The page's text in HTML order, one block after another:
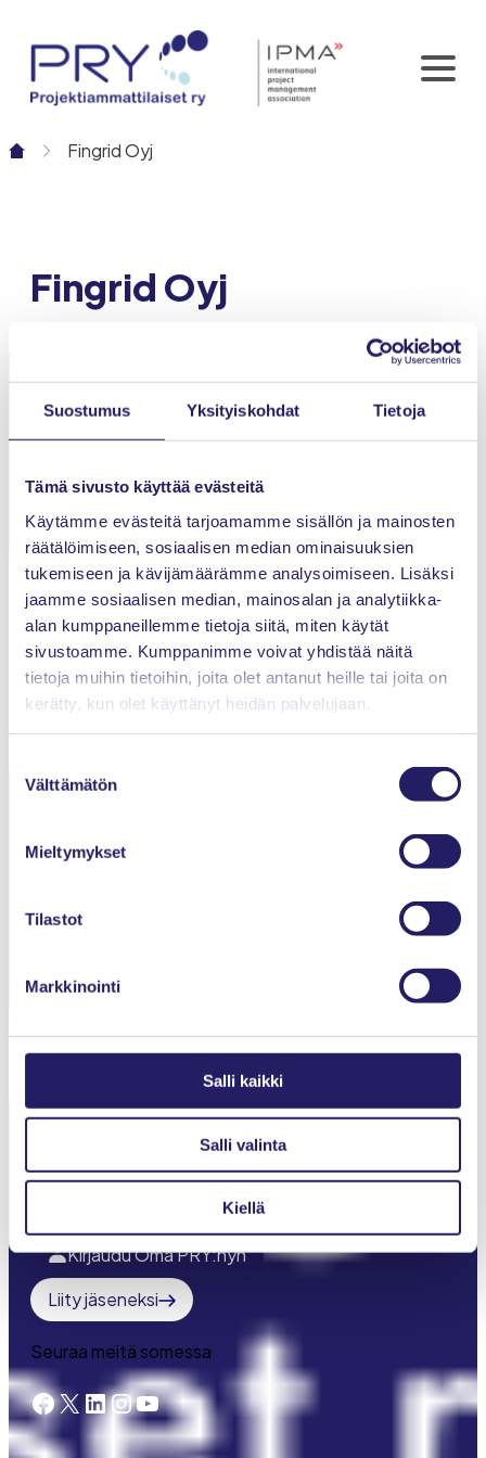
Suostumus Yksityiskohdat Tietoja
Tämä sivusto käyttää evästeitä
Käytämme evästeitä tarjoamamme sisällön ja mainosten
räätälöimiseen, sosiaalisen median ominaisuuksien
tukemiseen ja kävijämäärämme analysoimiseen. Lisäksi
jaamme sosiaalisen median, mainosalan ja analytiikka-
alan kumppaneillemme tietoja siitä, miten käytät
sivustoamme. Kumppanimme voivat yhdistää näitä
tietoja muihin tietoihin, joita olet antanut heille tai joita on
kerätty, kun olet käyttänyt heidän palvelujaan.
valinta
Välttämätön
Mieltymykset
Tilastot
Markkinointi
Salli kaikki
Salli valinta
Kiellä
sisältöön
Fingrid Oyj
Fingrid Oyj
Projektiammattilaiset ry
Innopoli 1, Tekniikantie 12
02150 Espoo
Tietosuojaseloste
Evästeet
Etusivu
Jäsenyys
Toiminta
Young Crew
Meistä
Projektimaailma-lehti
Kirjaudu Oma PRY:hyn
Liity jäseneksi
Seuraa meitä somessa
Facebook X LinkedIn InstagramYouTube